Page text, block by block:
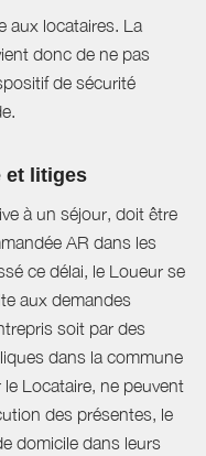
aux locataires. La
donc de ne pas
de sécurité
et litiges
à un séjour, doit être
AR dans les
ce délai, le Loueur se
aux demandes
soit par des
dans la commune
Locataire, ne peuvent
des présentes, le
domicile dans leurs